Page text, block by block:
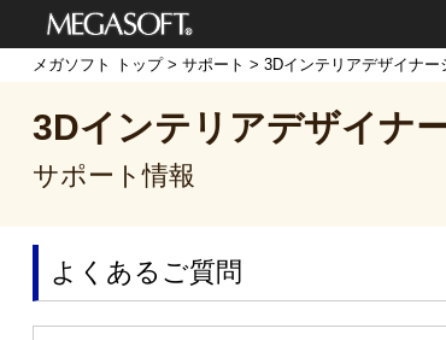
メガソフト株式
メガソフト トップ> サポート > 3Dインテリアデザイナー
3Dインテリアデザイナ
サポート情報
よくあるご質問